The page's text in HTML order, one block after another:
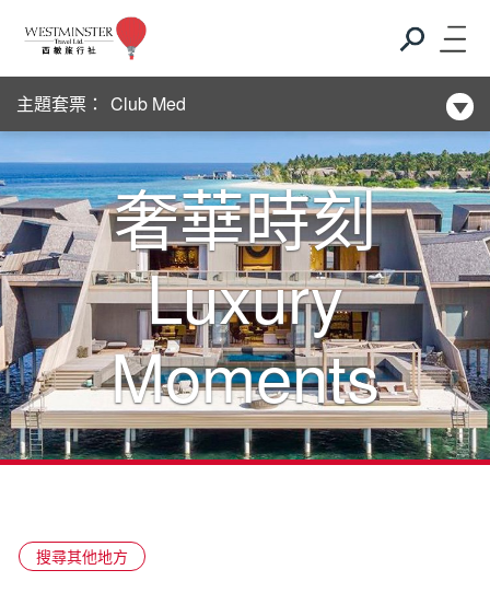
主題套票：
新酒店系列
Club Med
新酒店系列
Club Med
新酒店系列
奢華時刻
Luxury
Moments
搜尋其他地方